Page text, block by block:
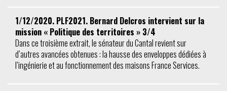
1/12/2020. PLF2021. Bernard Delcros intervient sur la
mission « Politique des territoires » 3/4
Dans ce troisième extrait, le sénateur du Cantal revient sur
d’autres avancées obtenues : la hausse des enveloppes dédiées à
l’ingénierie et au fonctionnement des maisons France Services.